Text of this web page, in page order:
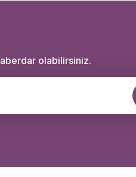
olabilirsiniz.